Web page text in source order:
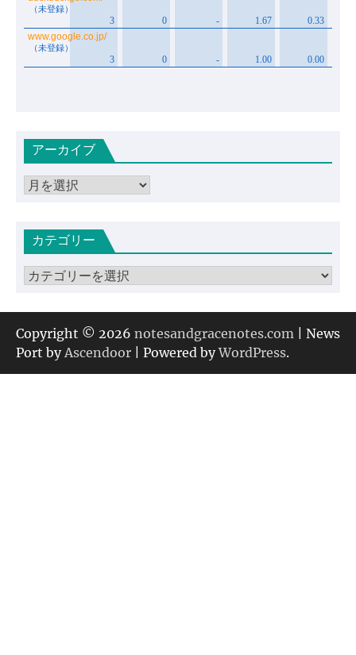
アーカイブ
ア
イカテゴリー
カ
ゴ
リ
ー
Copyright © 2026 notesandgracenotes.com | News
Port by Ascendoor | Powered byWordPress.